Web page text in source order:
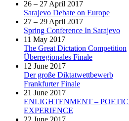
26 – 27 April 2017
Sarajevo Debate on Europe
27 – 29 April 2017
Spring Conference In Sarajevo
11 May 2017
The Great Dictation Competition
Überregionales Finale
12 June 2017
Der große Diktatwettbewerb
Frankfurter Finale
21 June 2017
ENLIGHTENMENT –
EXPERIENCE
22 June 2017